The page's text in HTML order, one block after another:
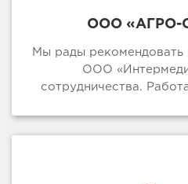
ООО «АГРО-
Мы рады рекомендовать
ООО
сотрудничества.